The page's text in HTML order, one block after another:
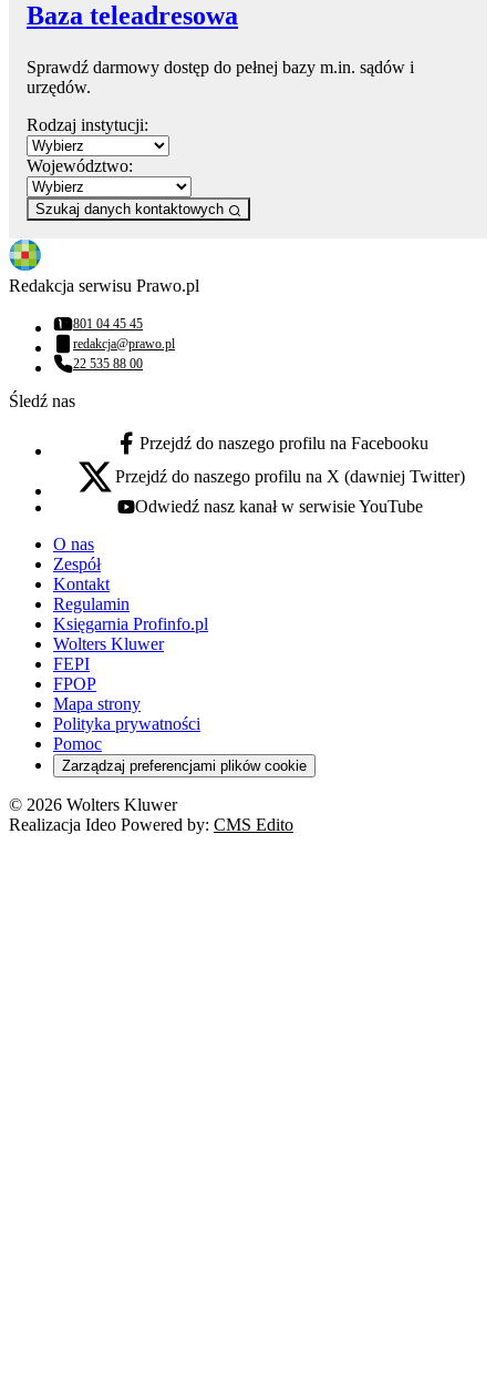
Baza teleadresowa
Sprawdź darmowy dostęp do pełnej bazy m.in. sądów i
urzędów.
Rodzaj instytucji:
Województwo:
Szukaj danych kontaktowych
Redakcja serwisu Prawo.pl
Numer telefonu:
801 04 45 45
Adres email:
redakcja@prawo.pl
Numer telefonu:
22 535 88 00
Śledź nas
facebook - otwiera się w nowej karcie
Przejdź do naszego profilu na Facebooku
x - otwiera się w nowej karcie
Przejdź do naszego profilu na X (dawniej Twitter)
youtube - otwiera się w nowej karcie
Odwiedź nasz kanał w serwisie YouTube
O nas
Zespół
Kontakt
Regulamin
Księgarnia Profinfo.pl
Wolters Kluwer
FEPI
FPOP
Mapa strony
Polityka prywatności
Pomoc
Zarządzaj preferencjami plików cookie
© 2026 Wolters Kluwer
Realizacja Ideo Powered by: CMS Edito